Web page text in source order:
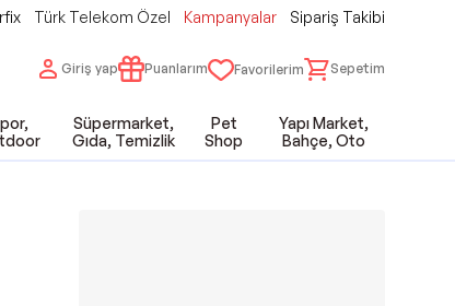
Türk Telekom Özel Kampanyalar Sipariş Takibi
Giriş yap Puanlarım Favorilerim Sepetim
Süpermarket,
Gıda, Temizlik
Pet
Shop
Yapı Market,
Bahçe, Oto